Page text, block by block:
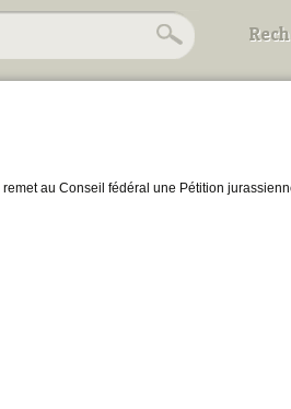
au Conseil fédéral une Pétition